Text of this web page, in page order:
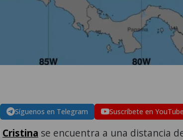
Síguenos en Telegram Suscríbete en
Cristina se encuentra a una distancia